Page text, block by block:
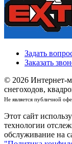
Задать
Заказать
© 2026 Интернет-
снегоходов,
Не является публичной
Этот сайт
технологии
обслуживание на